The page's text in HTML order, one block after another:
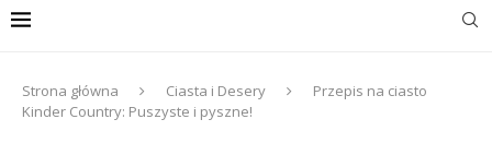
Strona główna Ciasta i Desery
Przepis na ciasto
Kinder Country: Puszyste i pyszne!